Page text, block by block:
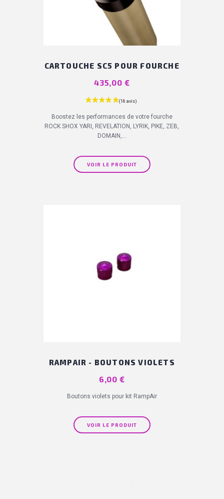
CARTOUCHE SC5 POUR FOURCHE
Prix
435,00 €
Boostez les performances de votre fourche
ROCK SHOX YARI, REVELATION, LYRIK, PIKE, ZEB,
DOMAIN,...
VOIR LE PRODUIT
RAMPAIR - BOUTONS VIOLETS
Prix
6,00 €
Boutons violets pour kit RampAir
VOIR LE PRODUIT